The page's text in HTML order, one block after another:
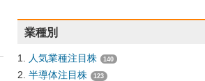
業種別
人気業種注目株 140
半導体注目株 123